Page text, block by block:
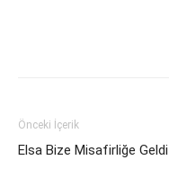
Önceki İçerik
Elsa Bize Misafirliğe Geldi